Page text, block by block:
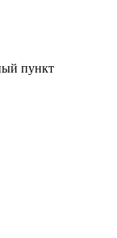
пункт